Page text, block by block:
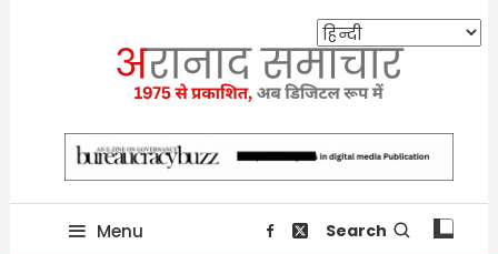
aranaadsamachar.in
Providing state related news since 1975
Menu Search